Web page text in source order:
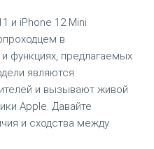
и iPhone 12 Mini
в
функциях, предлагаемых
являются
и вызывают живой
Apple. Давайте
и сходства между